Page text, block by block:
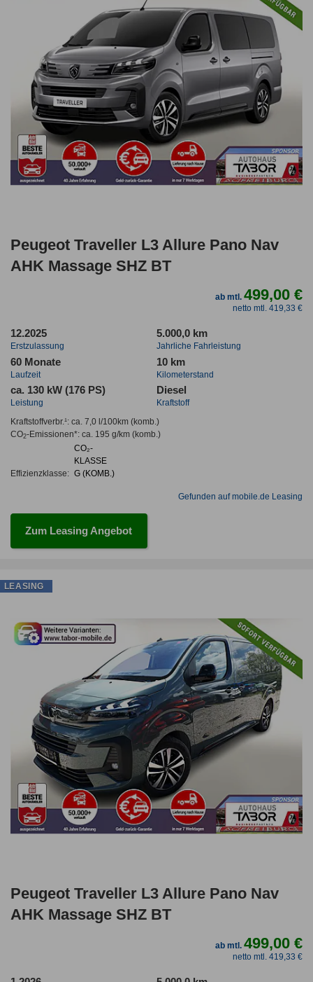
Peugeot Traveller L3 Allure Pano Nav
AHK Massage SHZ BT
ab mtl.499,00 €
netto mtl. 419,33 €
12.2025
Erstzulassung
5.000,0 km
Jahrliche Fahrleistung
60 Monate
Laufzeit
10 km
Kilometerstand
ca. 130 kW (176 PS)
Leistung
Diesel
Kraftstoff
Kraftstoffverbr.¹: ca. 7,0 l/100km(komb.)
CO2-Emissionen*: ca. 195 g/km(komb.)
Effizienzklasse:
CO₂-
KLASSE
G (KOMB.)
Gefunden auf mobile.de Leasing
Zum Leasing Angebot
Peugeot Traveller L3 Allure Pano Nav
AHK Massage SHZ BT
ab mtl.499,00 €
netto mtl. 419,33 €
LEASING